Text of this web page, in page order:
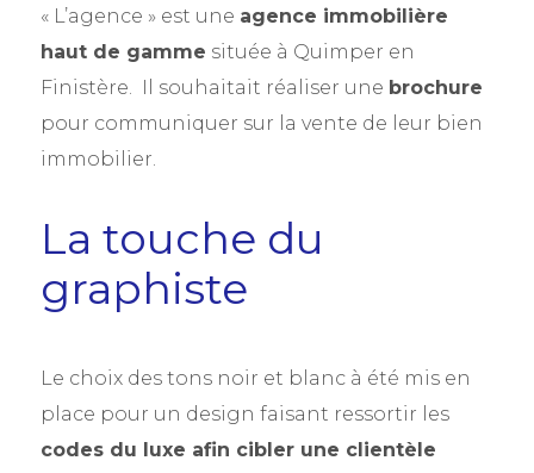
« L’agence » est une agence immobilière
haut de gamme située à Quimper en
Finistère. Il souhaitait réaliser une brochure
pour communiquer sur la vente de leur bien
immobilier.
La touche du
graphiste
Le choix des tons noir et blanc à été mis en
place pour un design faisant ressortir les
codes du luxe afin cibler une clientèle